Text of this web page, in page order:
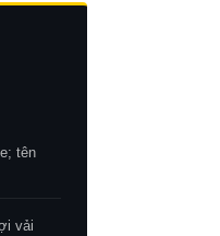
tên
vải